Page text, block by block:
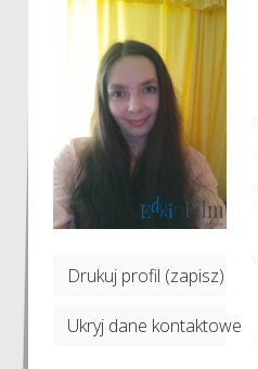
Drukuj profil (zapisz)
Ukryj dane kontaktowe